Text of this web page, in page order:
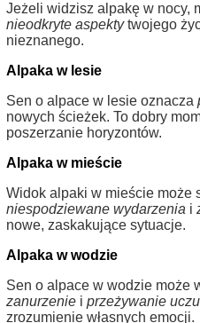
Jeżeli widzisz alpakę w nocy,
nieodkryte aspektytwojego
nieznanego.
Alpaka w lesie
Sen o alpace w lesie oznacza
nowych ścieżek. To dobry
poszerzanie horyzontów.
Alpaka w mieście
Widok alpaki w mieście może
niespodziewane wydarzenia i
nowe, zaskakujące sytuacje.
Alpaka w wodzie
Sen o alpace w wodzie może
zanurzenie i przeżywanie
zrozumienie własnych emocji.